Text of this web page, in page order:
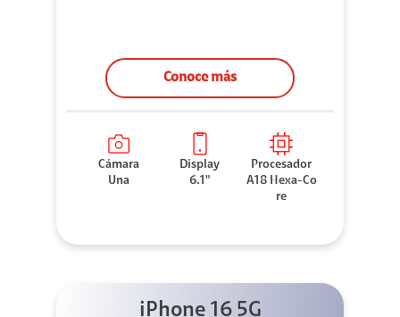
Conoce más
Cámara
Una
Display
6.1"
Procesador
A18 Hexa-Co
re
iPhone 16 5G